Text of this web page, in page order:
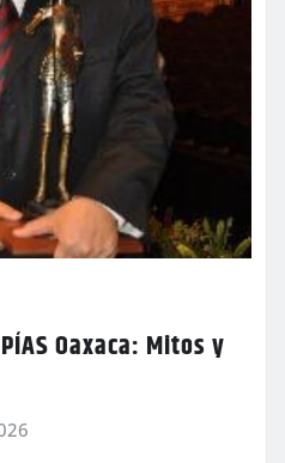
Oaxaca: Mitos y